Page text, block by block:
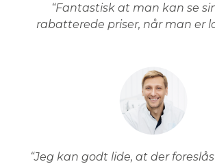
“Fantastisk at man kan se
rabatterede priser, når man er
“Jeg kan godt lide, at der